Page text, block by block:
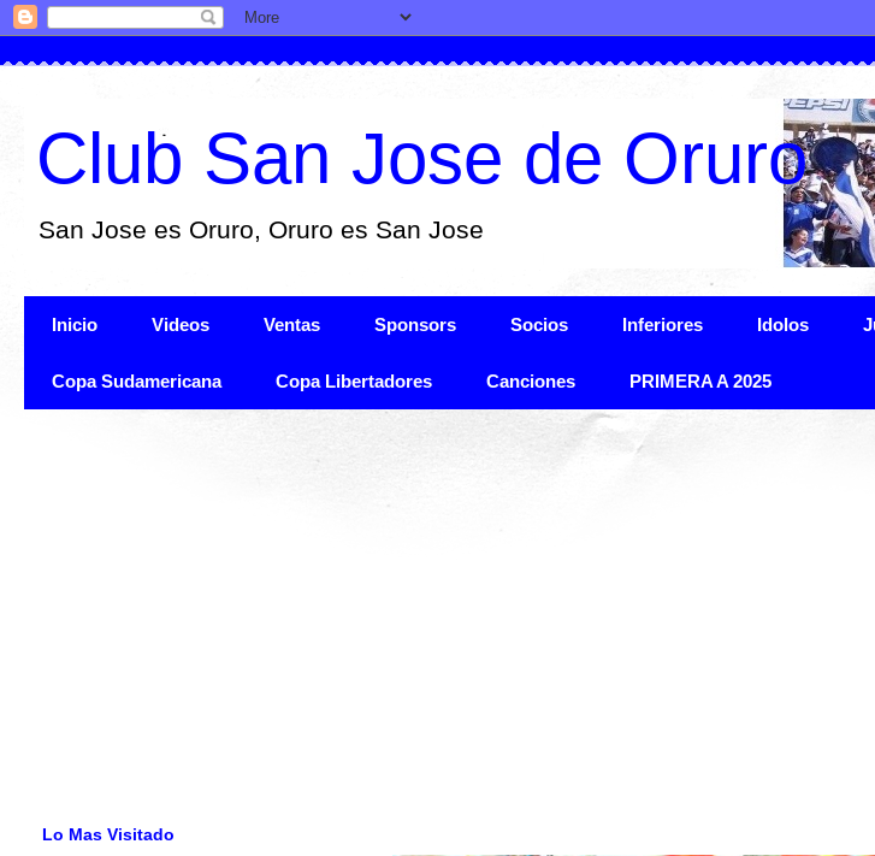
Club San Jose de Oruro
San Jose es Oruro, Oruro es San Jose
Inicio Videos Ventas Sponsors Socios Inferiores Idolos
Copa Sudamericana Copa Libertadores Canciones PRIMERA A 2025
Lo Mas Visitado